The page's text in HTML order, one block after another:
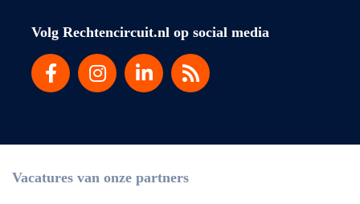
Volg Rechtencircuit.nl op social media
Vacatures van onze partners